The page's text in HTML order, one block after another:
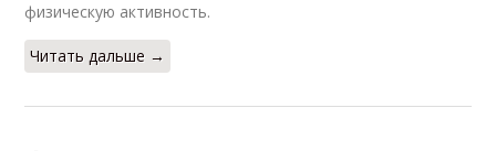
физическую активность.
Читать дальше →